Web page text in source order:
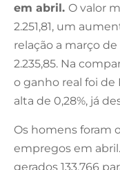
em abril. O valor
2.251,81, um
relação a março
2.235,85. Na
o ganho real foi de
alta de 0,28%, já
Os homens foram
empregos em
gerados 133.766